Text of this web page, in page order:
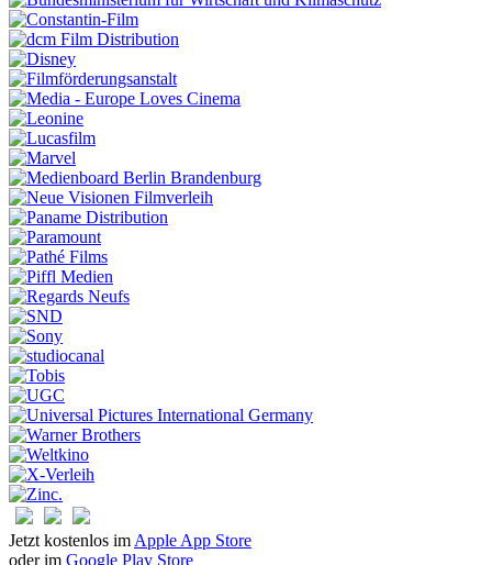
Jetzt kostenlos im Apple App Store
oder im Google Play Store